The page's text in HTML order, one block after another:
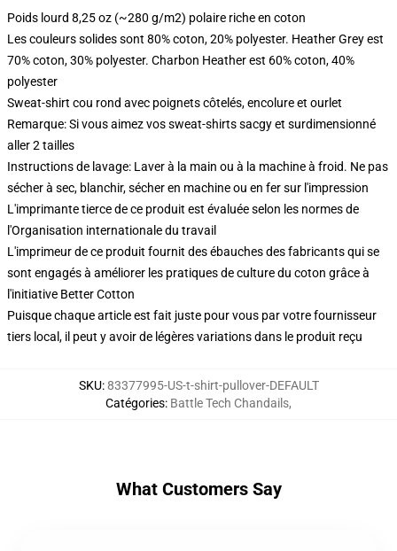
Poids lourd 8,25 oz (~280 g/m2) polaire riche en coton
Les couleurs solides sont 80% coton, 20% polyester. Heather Grey est
70% coton, 30% polyester. Charbon Heather est 60% coton, 40%
polyester
Sweat-shirt cou rond avec poignets côtelés, encolure et ourlet
Remarque: Si vous aimez vos sweat-shirts sacgy et surdimensionné
aller 2 tailles
Instructions de lavage: Laver à la main ou à la machine à froid. Ne pas
sécher à sec, blanchir, sécher en machine ou en fer sur l'impression
L'imprimante tierce de ce produit est évaluée selon les normes de
l'Organisation internationale du travail
L'imprimeur de ce produit fournit des ébauches des fabricants qui se
sont engagés à améliorer les pratiques de culture du coton grâce à
l'initiative Better Cotton
Puisque chaque article est fait juste pour vous par votre fournisseur
tiers local, il peut y avoir de légères variations dans le produit reçu
SKU:83377995-US-t-shirt-pullover-DEFAULT
Catégories: Battle Tech Chandails,
What Customers Say